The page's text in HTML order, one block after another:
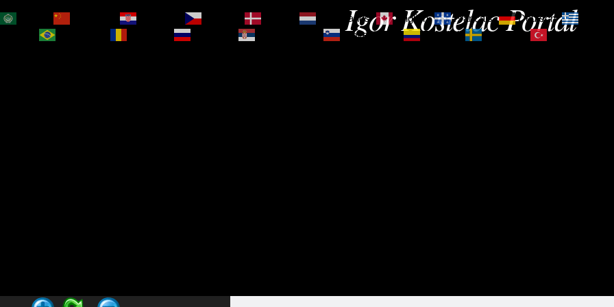
Igor Kostelac Portal
Nederlands English Français Deutsch
Slovenščina Español Svenska Türkçe